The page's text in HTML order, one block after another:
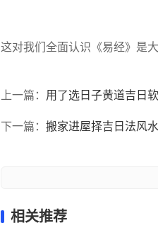
这对我们全面认识《易经》是大
上一篇： 用了选日子黄道吉日
下一篇： 搬家进屋择吉日法风
相关推荐